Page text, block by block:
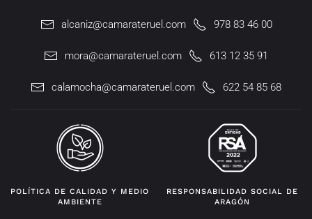
alcaniz@camarateruel.com 978 83 46 00
mora@camarateruel.com 613 12 35 91
calamocha@camarateruel.com 622 54 85 68
POLÍTICA DE CALIDAD Y MEDIO
AMBIENTE
RESPONSABILIDAD SOCIAL DE
ARAGÓN